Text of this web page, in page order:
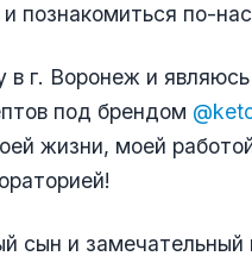
познакомиться по-
г. Воронеж и
под брендом
жизни, моей
сын и